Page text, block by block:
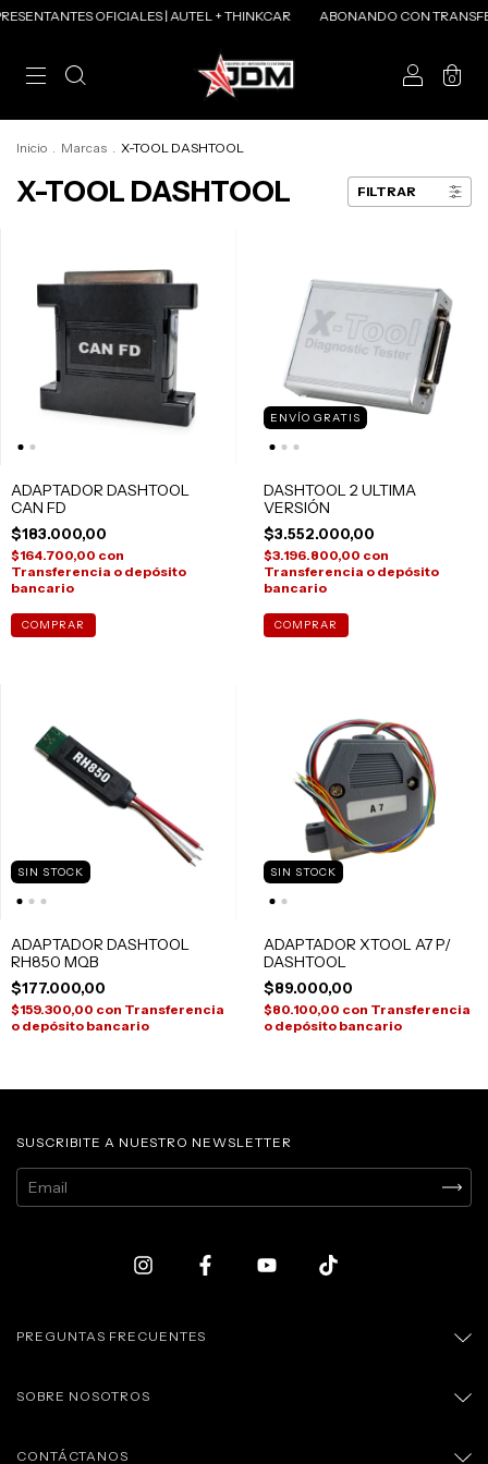
OFICIALES | AUTEL + THINKCAR ABONANDO CON
0
Inicio . Marcas . X-TOOL DASHTOOL
X-TOOL DASHTOOL FILTRAR
ADAPTADOR DASHTOOL
CAN FD
$183.000,00
$164.700,00 con
Transferencia o depósito
bancario
ENVÍO GRATIS
DASHTOOL 2 ULTIMA
VERSIÓN
$3.552.000,00
$3.196.800,00 con
Transferencia o depósito
bancario
SIN STOCK
ADAPTADOR DASHTOOL
RH850 MQB
$177.000,00
$159.300,00 con Transferencia
o depósito bancario
SIN STOCK
ADAPTADOR XTOOL A7 P/
DASHTOOL
$89.000,00
$80.100,00 con Transferencia
o depósito bancario
SUSCRIBITE A NUESTRO NEWSLETTER
PREGUNTAS FRECUENTES
SOBRE NOSOTROS
CONTÁCTANOS